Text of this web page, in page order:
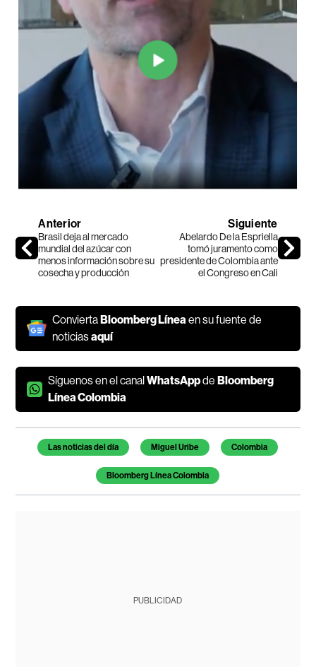
Anterior
Brasil deja al mercado
mundial del azúcar con
menos información sobre su
cosecha y producción
Siguiente
Abelardo De la Espriella
tomó juramento como
presidente de Colombia ante
el Congreso en Cali
ConviertaBloomberg Línea en su fuente de
noticiasaquí
Síguenos en el canalWhatsAppdeBloomberg
Línea Colombia
Temas de este artículo
Las noticias del día Miguel Uribe Colombia
Bloomberg Línea Colombia
PUBLICIDAD